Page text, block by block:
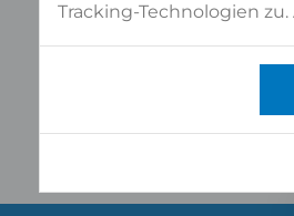
Tracking-Technologien